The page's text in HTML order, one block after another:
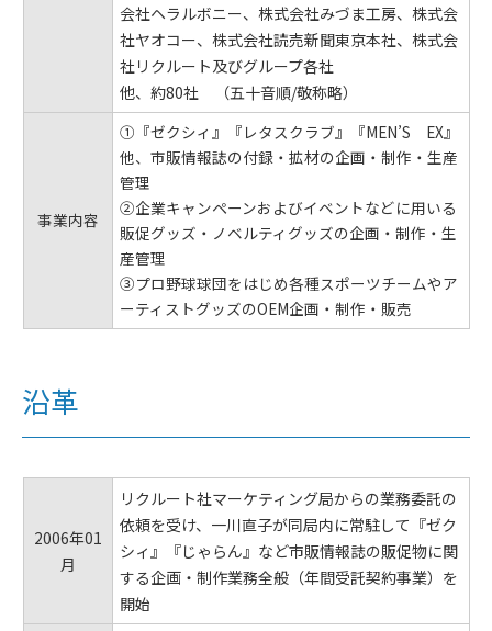
会社ヘラルボニー、株式会社みづま工房、株式会
社ヤオコー、株式会社読売新聞東京本社、株式会
社リクルート及びグループ各社
他、約80社 （五十音順/敬称略）
事業内容
①『ゼクシィ』『レタスクラブ』『MEN’S EX』
他、市販情報誌の付録・拡材の企画・制作・生産
管理
②企業キャンペーンおよびイベントなどに用いる
販促グッズ・ノベルティグッズの企画・制作・生
産管理
③プロ野球球団をはじめ各種スポーツチームやア
ーティストグッズのOEM企画・制作・販売
沿革
2006年01
月
リクルート社マーケティング局からの業務委託の
依頼を受け、一川直子が同局内に常駐して『ゼク
シィ』『じゃらん』など市販情報誌の販促物に関
する企画・制作業務全般（年間受託契約事業）を
開始